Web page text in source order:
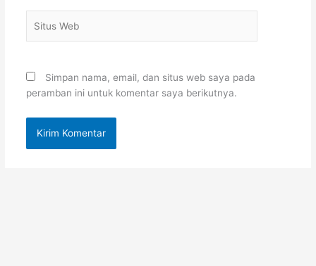
Web
Simpan nama, email, dan situs web saya pada
peramban ini untuk komentar saya berikutnya.